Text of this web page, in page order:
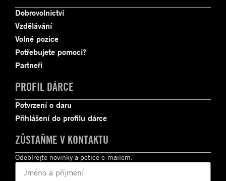
Dobrovolnictví
Vzdělávání
Volné pozice
Potřebujete pomoci?
Partneři
PROFIL DÁRCE
Potvrzení o daru
Přihlášení do profilu dárce
ZŮSTAŇME V KONTAKTU
Odebírejte novinky a petice e-mailem.